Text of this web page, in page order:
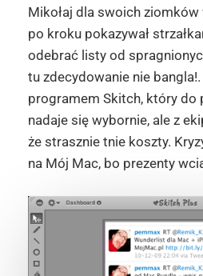
Mikołaj dla swoich
po kroku pokazywał
odebrać listy od
tu zdecydowanie nie bangla!.
programem Skitch, który do
nadaje się wybornie, ale z
że strasznie tnie koszty.
na Mój Mac, bo prezenty